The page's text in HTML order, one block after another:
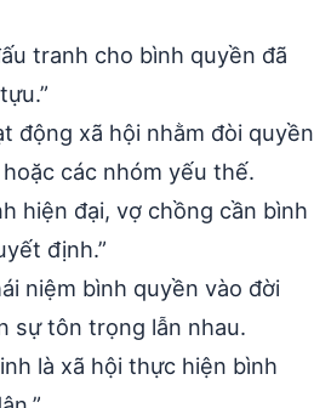
tranh cho bình quyền đã
động xã hội nhằm đòi quyền
các nhóm yếu thế.
hiện đại, vợ chồng cần bình
định.”
niệm bình quyền vào đời
sự tôn trọng lẫn nhau.
là xã hội thực hiện bình